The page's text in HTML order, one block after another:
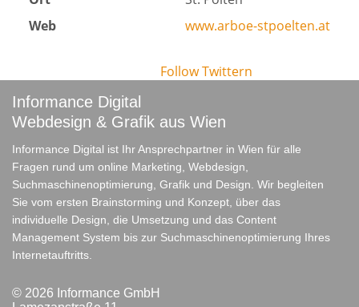
Web
www.arboe-stpoelten.at
FollowTwittern
Informance Digital
Webdesign & Grafik aus Wien
Informance Digital ist Ihr Ansprechpartner in Wien für alle
Fragen rund um online Marketing, Webdesign,
Suchmaschinenoptimierung, Grafik und Design. Wir begleiten
Sie vom ersten Brainstorming und Konzept, über das
individuelle Design, die Umsetzung und das Content
Management System bis zur Suchmaschinenoptimierung Ihres
Internetauftritts.
© 2026 Informance GmbH